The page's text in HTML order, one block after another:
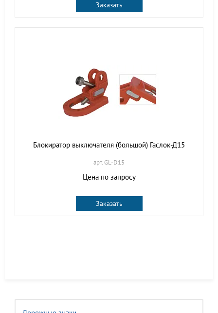
Заказать
Блокиратор выключателя (большой) Гаслок-Д15
арт. GL-D15
Цена по запросу
Заказать